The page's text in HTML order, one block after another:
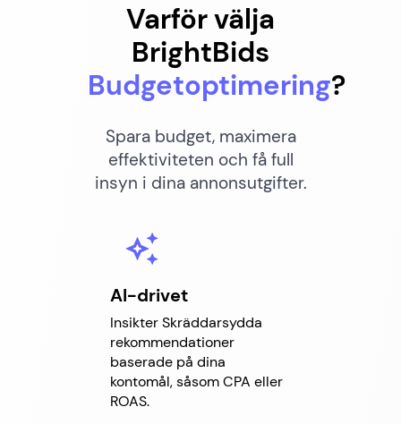
Varför välja
BrightBids
Budgetoptimering?
Spara budget, maximera
effektiviteten och få full
insyn i dina annonsutgifter.
AI-drivet
Insikter Skräddarsydda
rekommendationer
baserade på dina
kontomål, såsom CPA eller
ROAS.